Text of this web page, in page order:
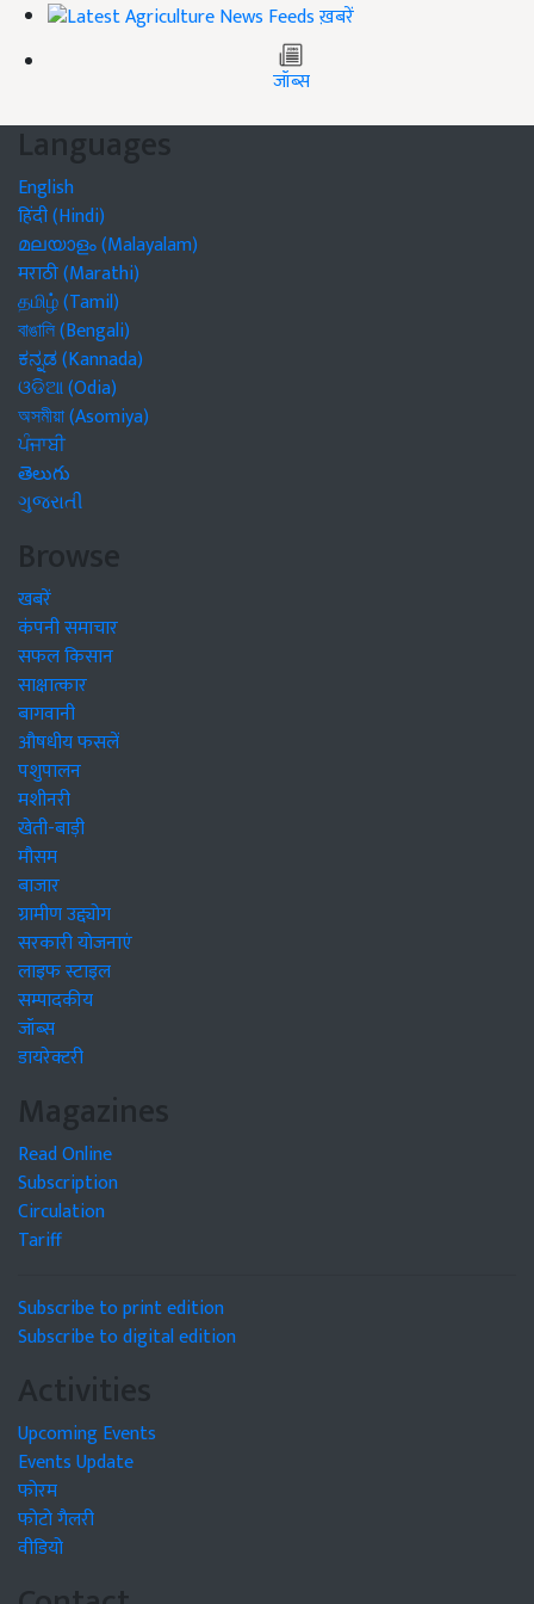
ख़बरें
जॉब्स
Languages
English
हिंदी (Hindi)
മലയാളം (Malayalam)
मराठी (Marathi)
தமிழ் (Tamil)
বাঙালি (Bengali)
ಕನ್ನಡ (Kannada)
ଓଡିଆ (Odia)
অসমীয়া (Asomiya)
ਪੰਜਾਬੀ
తెలుగు
ગુજરાતી
Browse
खबरें
कंपनी समाचार
सफल किसान
साक्षात्कार
बागवानी
औषधीय फसलें
पशुपालन
मशीनरी
खेती-बाड़ी
मौसम
बाजार
ग्रामीण उद्द्योग
सरकारी योजनाएं
लाइफ स्टाइल
सम्पादकीय
जॉब्स
डायरेक्टरी
Magazines
Read Online
Subscription
Circulation
Tariff
Subscribe to print edition
Subscribe to digital edition
Activities
Upcoming Events
Events Update
फोरम
फोटो गैलरी
वीडियो